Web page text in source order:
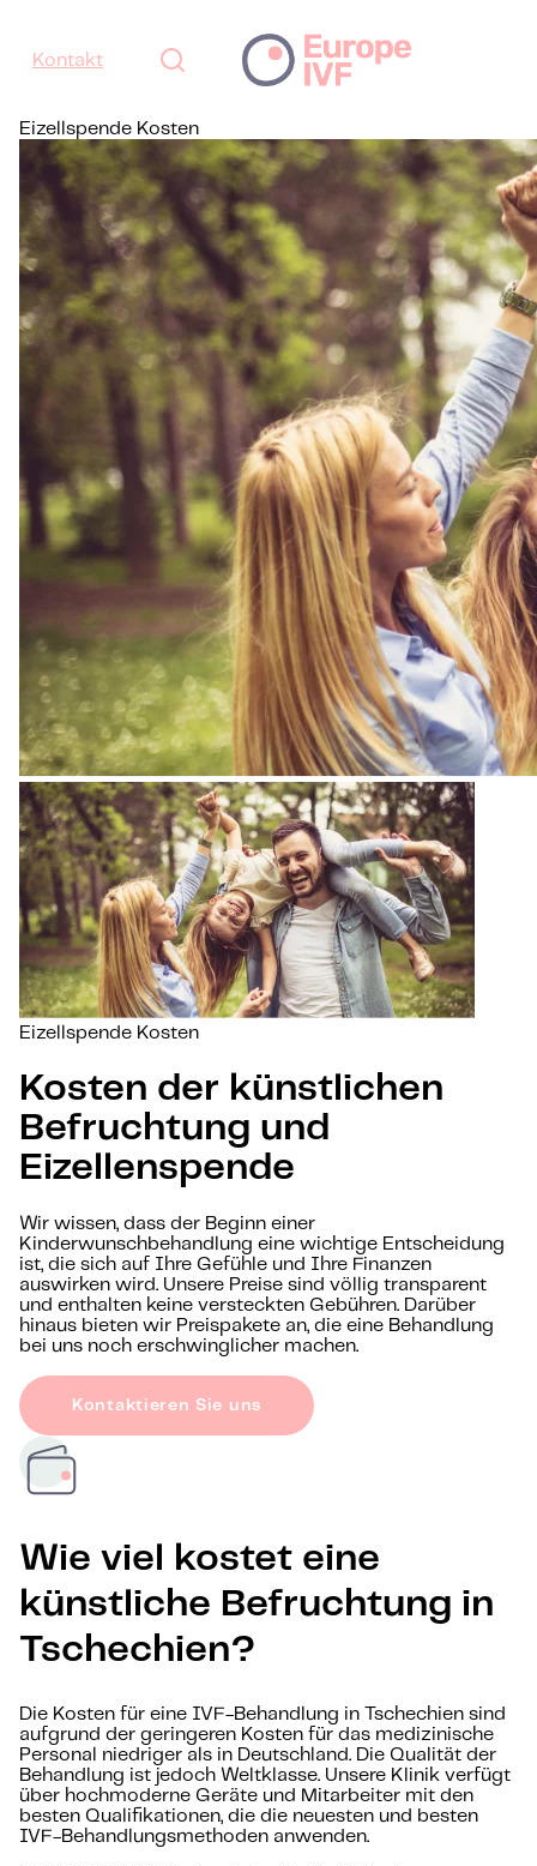
Kontakt
Eizellspende Kosten
Eizellspende Kosten
Kosten der künstlichen
Befruchtung und
Eizellenspende
Wir wissen, dass der Beginn einer
Kinderwunschbehandlung eine wichtige Entscheidung
ist, die sich auf Ihre Gefühle und Ihre Finanzen
auswirken wird. Unsere Preise sind völlig transparent
und enthalten keine versteckten Gebühren. Darüber
hinaus bieten wir Preispakete an, die eine Behandlung
bei uns noch erschwinglicher machen.
Kontaktieren Sie uns
Wie viel kostet eine
künstliche Befruchtung in
Tschechien?
Die Kosten für eine IVF-Behandlung in Tschechien sind
aufgrund der geringeren Kosten für das medizinische
Personal niedriger als in Deutschland. Die Qualität der
Behandlung ist jedoch Weltklasse. Unsere Klinik verfügt
über hochmoderne Geräte und Mitarbeiter mit den
besten Qualifikationen, die die neuesten und besten
IVF-Behandlungsmethoden anwenden.